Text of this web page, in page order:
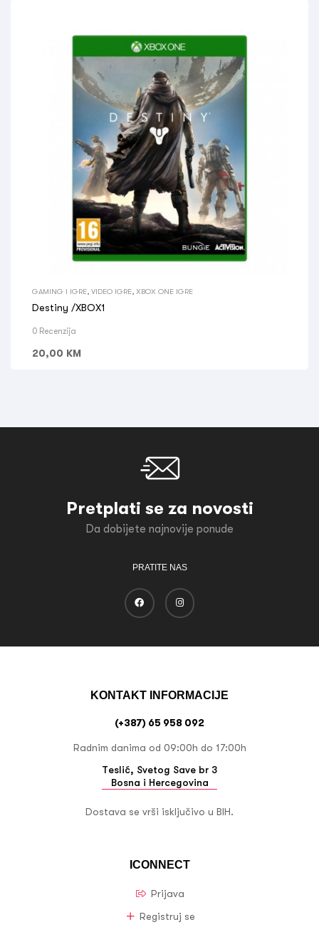
GAMING I IGRE VIDEO IGRE XBOX ONE IGRE
Destiny /XBOX1
0 Recenzija
20,00 KM
Pretplati se za novosti
Da dobijete najnovije ponude
PRATITE NAS
ICONNECT
Prijava
Registruj se
KONTAKT INFORMACIJE
(+387) 65 958 092
Radnim danima od 09:00h do 17:00h
Teslić, Svetog Save br 3
Bosna i Hercegovina
Dostava se vrši isključivo u BIH.